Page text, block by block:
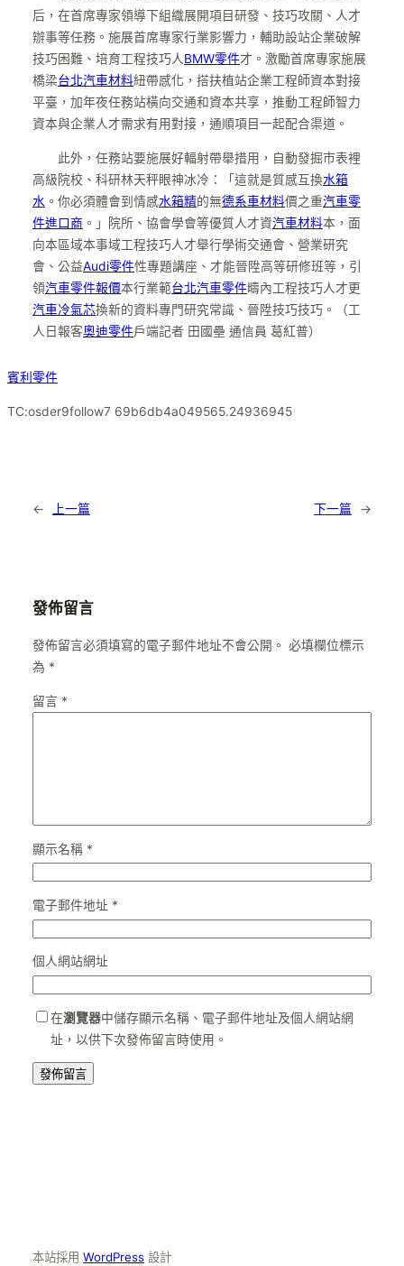
后，在首席專家領導下組織展開項目研發、技巧攻關、人才
辦事等任務。施展首席專家行業影響力，輔助設站企業破解
技巧困難、培育工程技巧人BMW零件才。激勵首席專家施展
橋梁台北汽車材料紐帶感化，搭扶植站企業工程師資本對接
平臺，加年夜任務站橫向交通和資本共享，推動工程師智力
資本與企業人才需求有用對接，通順項目一起配合渠道。
此外，任務站要施展好輻射帶舉措用，自動發掘市表裡
高級院校、科研林天秤眼神冰冷：「這就是質感互換水箱
水 。你必須體會到情感水箱精的無德系車材料價之重汽車零
件進口商 。」院所、協會學會等優質人才資汽車材料本，面
向本區域本事域工程技巧人才舉行學術交通會、營業研究
會、公益Audi零件性專題講座、才能晉陞高等研修班等，引
領汽車零件報價本行業範台北汽車零件疇內工程技巧人才更
汽車冷氣芯換新的資料專門研究常識、晉陞技巧技巧。（工
人日報客奧迪零件戶端記者 田國壘 通信員 葛紅普）
賓利零件
TC:osder9follow7 69b6db4a049565.24936945
← 上一篇 下一篇 →
發佈留言
發佈留言必須填寫的電子郵件地址不會公開。 必填欄位標示
為 *
留言 *
顯示名稱 *
電子郵件地址 *
個人網站網址
在瀏覽器中儲存顯示名稱、電子郵件地址及個人網站網
址，以供下次發佈留言時使用。
本站採用 WordPress 設計